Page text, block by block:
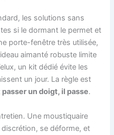
les solutions sans
si le dormant le permet et
porte-fenêtre très utilisée,
aimanté robuste limite
un kit dédié évite les
un jour. La règle est
un doigt, il passe.
Une moustiquaire
se déforme, et